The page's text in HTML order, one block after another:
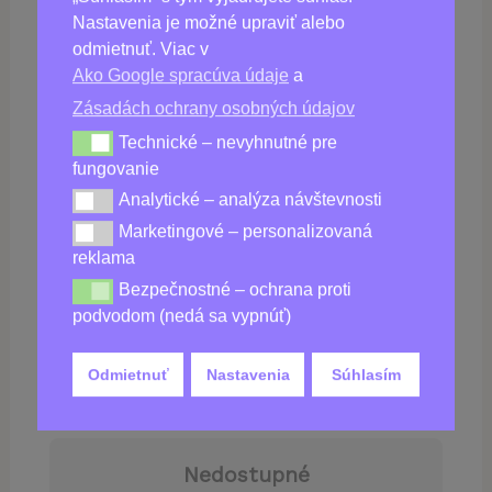
Nastavenia je možné upraviť alebo
odmietnuť. Viac v
Ako Google spracúva údaje a
Zásadách ochrany osobných údajov
Technické – nevyhnutné pre fungovanie
Technické – nevyhnutné pre
fungovanie
Analytické – analýza návštevnosti
Analytické – analýza návštevnosti
Marketingové – personalizovaná reklama
Marketingové – personalizovaná
reklama
Bezpečnostné – ochrana proti podvodom (nedá sa
Bezpečnostné – ochrana proti
podvodom (nedá sa vypnúť)
Odmietnuť Nastavenia Súhlasím
Kúpiť Viarex
78,00 € 39,00€
Nedostupné